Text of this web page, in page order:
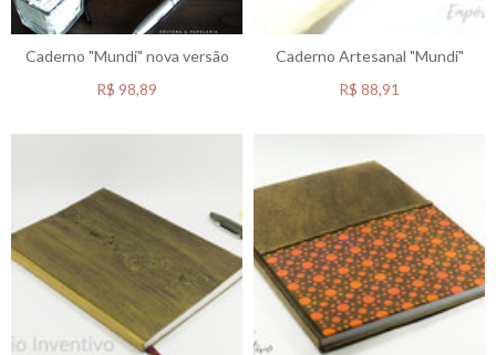
Caderno "Mundi" nova versão
R$ 98,89
Caderno Artesanal "Mundi"
R$ 88,91